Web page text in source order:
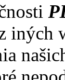
iných